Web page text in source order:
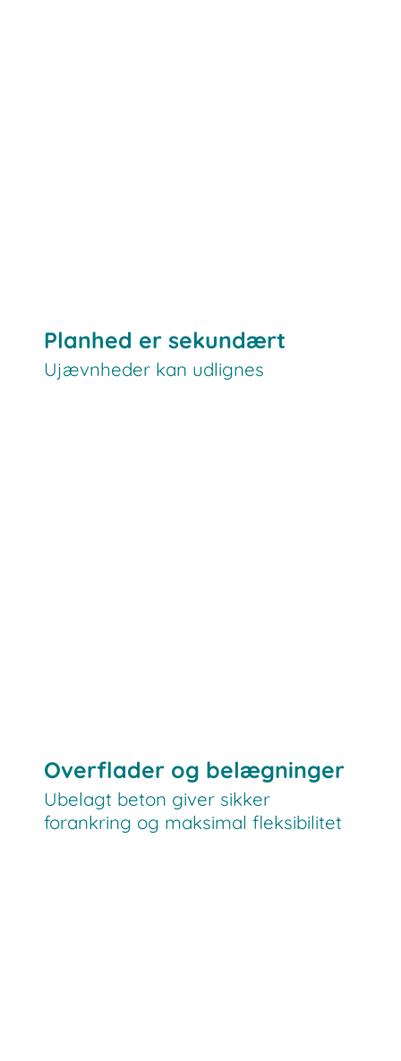
Planhed er sekundært
Ujævnheder kan udlignes
Overflader og belægninger
Ubelagt beton giver sikker
forankring og maksimal fleksibilitet